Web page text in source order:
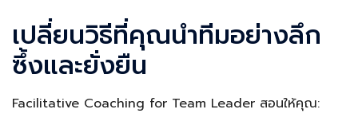
เปลี่ยนวิธีที่คุณนำทีมอย่างลึก
ซึ้งและยั่งยืน
Facilitative Coaching for Team Leader สอนให้คุณ: